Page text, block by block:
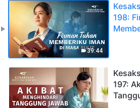
39:44
198:
197: